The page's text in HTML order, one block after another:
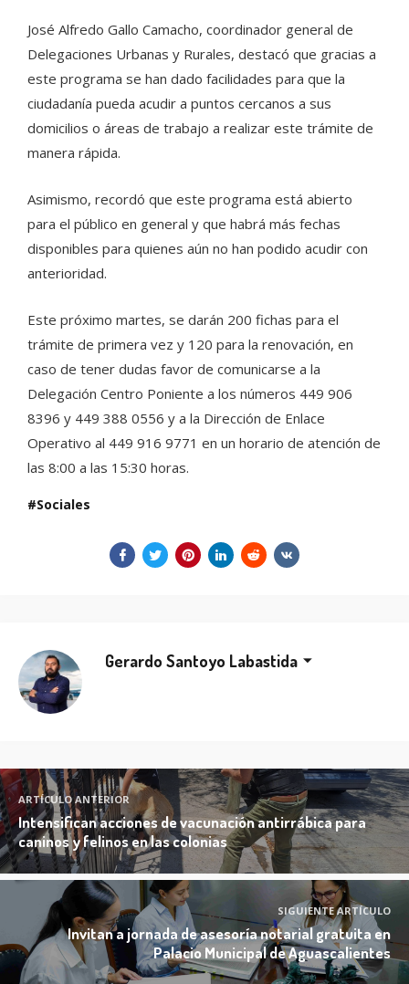
José Alfredo Gallo Camacho, coordinador general de
Delegaciones Urbanas y Rurales, destacó que gracias a
este programa se han dado facilidades para que la
ciudadanía pueda acudir a puntos cercanos a sus
domicilios o áreas de trabajo a realizar este trámite de
manera rápida.
Asimismo, recordó que este programa está abierto
para el público en general y que habrá más fechas
disponibles para quienes aún no han podido acudir con
anterioridad.
Este próximo martes, se darán 200 fichas para el
trámite de primera vez y 120 para la renovación, en
caso de tener dudas favor de comunicarse a la
Delegación Centro Poniente a los números 449 906
8396 y 449 388 0556 y a la Dirección de Enlace
Operativo al 449 916 9771 en un horario de atención de
las 8:00 a las 15:30 horas.
Sociales
Gerardo Santoyo Labastida
ARTÍCULO ANTERIOR
Intensifican acciones de vacunación antirrábica para
caninos y felinos en las colonias
SIGUIENTE ARTÍCULO
Invitan a jornada de asesoría notarial gratuita en
Palacio Municipal de Aguascalientes